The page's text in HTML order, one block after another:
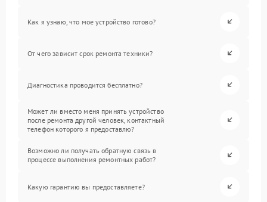
Как я узнаю, что мое устройство готово?
От чего зависит срок ремонта техники?
Диагностика проводится бесплатно?
Может ли вместо меня принять устройство
после ремонта другой человек, контактный
телефон которого я предоставлю?
Возможно ли получать обратную связь в
процессе выполнения ремонтных работ?
Какую гарантию вы предоставляете?